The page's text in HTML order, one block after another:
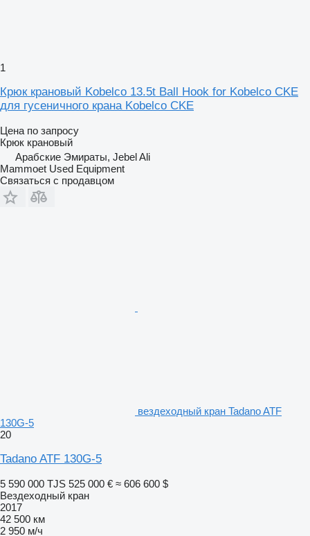
1
Крюк крановый Kobelco 13.5t Ball Hook for Kobelco CKE
для гусеничного крана Kobelco CKE
Цена по запросу
Крюк крановый
Арабские Эмираты, Jebel Ali
Mammoet Used Equipment
Связаться с продавцом
вездеходный кран Tadano ATF
130G-5
20
Tadano ATF 130G-5
5 590 000 TJS 525 000 € ≈ 606 600 $
Вездеходный кран
2017
42 500 км
2 950 м/ч